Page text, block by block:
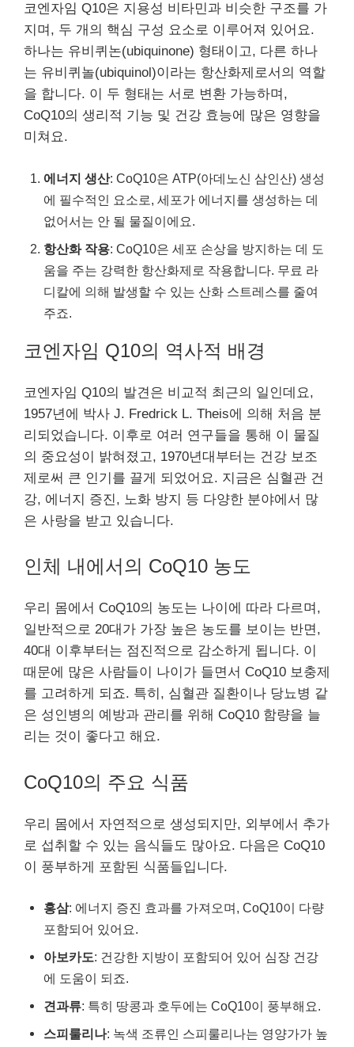
코엔자임 Q10은 지용성 비타민과 비슷한 구조를 가
지며, 두 개의 핵심 구성 요소로 이루어져 있어요.
하나는 유비퀴논(ubiquinone) 형태이고, 다른 하나
는 유비퀴놀(ubiquinol)이라는 항산화제로서의 역할
을 합니다. 이 두 형태는 서로 변환 가능하며,
CoQ10의 생리적 기능 및 건강 효능에 많은 영향을
미쳐요.
에너지 생산: CoQ10은 ATP(아데노신 삼인산) 생성
에 필수적인 요소로, 세포가 에너지를 생성하는 데
없어서는 안 될 물질이에요.
항산화 작용: CoQ10은 세포 손상을 방지하는 데 도
움을 주는 강력한 항산화제로 작용합니다. 무료 라
디칼에 의해 발생할 수 있는 산화 스트레스를 줄여
주죠.
코엔자임 Q10의 역사적 배경
코엔자임 Q10의 발견은 비교적 최근의 일인데요,
1957년에 박사 J. Fredrick L. Theis에 의해 처음 분
리되었습니다. 이후로 여러 연구들을 통해 이 물질
의 중요성이 밝혀졌고, 1970년대부터는 건강 보조
제로써 큰 인기를 끌게 되었어요. 지금은 심혈관 건
강, 에너지 증진, 노화 방지 등 다양한 분야에서 많
은 사랑을 받고 있습니다.
인체 내에서의 CoQ10 농도
우리 몸에서 CoQ10의 농도는 나이에 따라 다르며,
일반적으로 20대가 가장 높은 농도를 보이는 반면,
40대 이후부터는 점진적으로 감소하게 됩니다. 이
때문에 많은 사람들이 나이가 들면서 CoQ10 보충제
를 고려하게 되죠. 특히, 심혈관 질환이나 당뇨병 같
은 성인병의 예방과 관리를 위해 CoQ10 함량을 늘
리는 것이 좋다고 해요.
CoQ10의 주요 식품
우리 몸에서 자연적으로 생성되지만, 외부에서 추가
로 섭취할 수 있는 음식들도 많아요. 다음은 CoQ10
이 풍부하게 포함된 식품들입니다.
홍삼: 에너지 증진 효과를 가져오며, CoQ10이 다량
포함되어 있어요.
아보카도: 건강한 지방이 포함되어 있어 심장 건강
에 도움이 되죠.
견과류: 특히 땅콩과 호두에는 CoQ10이 풍부해요.
스피룰리나: 녹색 조류인 스피룰리나는 영양가가 높